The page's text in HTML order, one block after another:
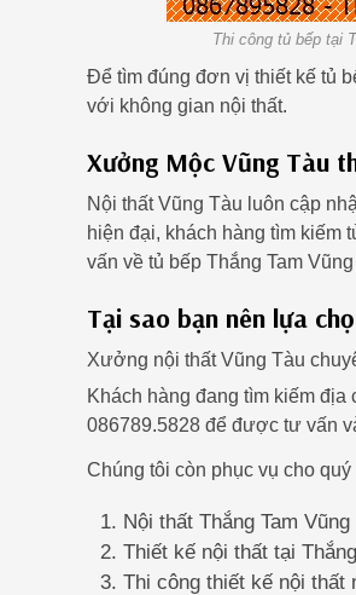
Thi công tủ bếp tại
Để tìm đúng đơn vị thiết kế tủ
với không gian nội thất.
Xưởng Mộc Vũng Tàu
Nội thất Vũng Tàu luôn cập
hiện đại, khách hàng tìm kiếm
vấn về tủ bếp Thắng Tam
Tại sao bạn nên lựa
Xưởng nội thất Vũng Tàu
Khách hàng đang tìm kiếm địa
086789.5828 để được tư vấn
Chúng tôi còn phục vụ cho
Nội thất Thắng Tam Vũng
Thiết kế nội thất tại
Thi công thiết kế nội thất